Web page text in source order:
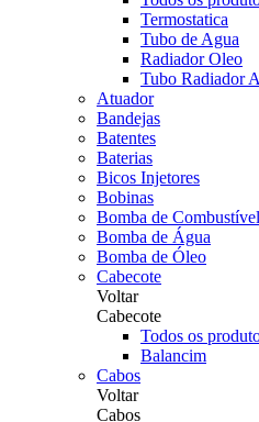
Termostatica
Tubo de Agua
Radiador Oleo
Tubo Radiador
Atuador
Bandejas
Batentes
Baterias
Bicos Injetores
Bobinas
Bomba de Combustível
Bomba de Água
Bomba de Óleo
Cabecote
Voltar
Cabecote
Todos os
Balancim
Cabos
Voltar
Cabos